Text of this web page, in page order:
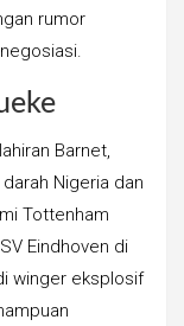
rumor
Barnet,
Nigeria dan
Tottenham
Eindhoven di
winger eksplosif